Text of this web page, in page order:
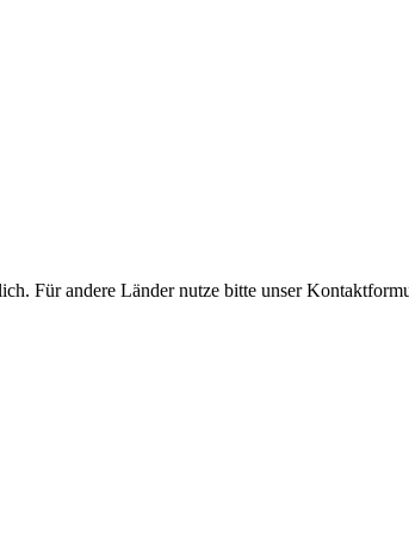
Für andere Länder nutze bitte unser